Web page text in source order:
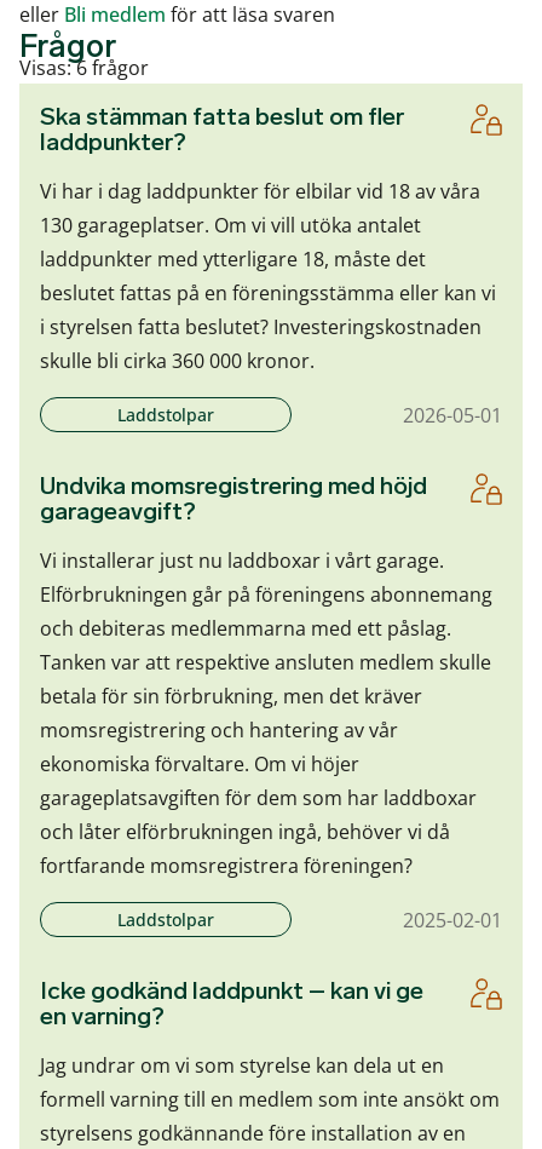
eller Bli medlem för att läsa svaren
Frågor
Visas: 6 frågor
Ska stämman fatta beslut om fler
laddpunkter?
Vi har i dag laddpunkter för elbilar vid 18 av våra
130 garageplatser. Om vi vill utöka antalet
laddpunkter med ytterligare 18, måste det
beslutet fattas på en föreningsstämma eller kan vi
i styrelsen fatta beslutet? Investeringskostnaden
skulle bli cirka 360 000 kronor.
Laddstolpar 2026-05-01
Undvika momsregistrering med höjd
garageavgift?
Vi installerar just nu laddboxar i vårt garage.
Elförbrukningen går på föreningens abonnemang
och debiteras medlemmarna med ett påslag.
Tanken var att respektive ansluten medlem skulle
betala för sin förbrukning, men det kräver
momsregistrering och hantering av vår
ekonomiska förvaltare. Om vi höjer
garageplatsavgiften för dem som har laddboxar
och låter elförbrukningen ingå, behöver vi då
fortfarande momsregistrera föreningen?
Laddstolpar 2025-02-01
Icke godkänd laddpunkt – kan vi ge
en varning?
Jag undrar om vi som styrelse kan dela ut en
formell varning till en medlem som inte ansökt om
styrelsens godkännande före installation av en